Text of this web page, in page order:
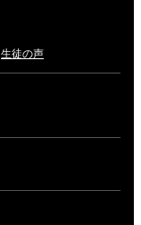
生徒の声